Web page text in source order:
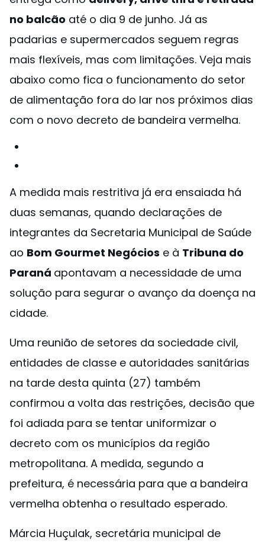
no balcão até o dia 9 de junho. Já as
padarias e supermercados seguem regras
mais flexíveis, mas com limitações. Veja mais
abaixo como fica o funcionamento do setor
de alimentação fora do lar nos próximos dias
com o novo decreto de bandeira vermelha.
A medida mais restritiva já era ensaiada há
duas semanas, quando declarações de
integrantes da Secretaria Municipal de Saúde
ao Bom Gourmet Negócios e à Tribuna do
Paraná apontavam a necessidade de uma
solução para segurar o avanço da doença na
cidade.
Uma reunião de setores da sociedade civil,
entidades de classe e autoridades sanitárias
na tarde desta quinta (27) também
confirmou a volta das restrições, decisão que
foi adiada para se tentar uniformizar o
decreto com os municípios da região
metropolitana. A medida, segundo a
prefeitura, é necessária para que a bandeira
vermelha obtenha o resultado esperado.
Márcia Huçulak, secretária municipal de